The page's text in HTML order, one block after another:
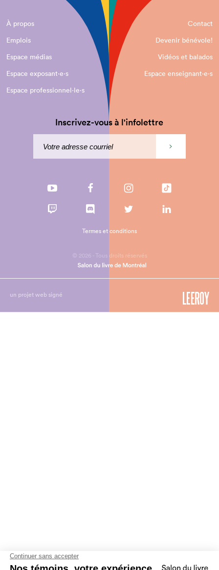
À propos
Contact
Emplois
Devenir bénévole!
Espace médias
Vidéos et balados
Espace exposant·e⋅s
Espace enseignant·e⋅s
Espace professionnel·le⋅s
Inscrivez-vous à l'infolettre
© 2026 - Tous droits réservés
Termes et conditions
un projet web signé